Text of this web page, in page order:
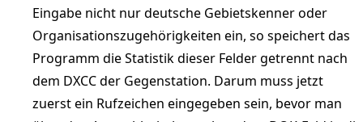
Eingabe nicht nur deutsche Gebietskenner oder
Organisationszugehörigkeiten ein, so speichert das
Programm die Statistik dieser Felder getrennt nach
dem DXCC der Gegenstation. Darum muss jetzt
zuerst ein Rufzeichen eingegeben sein, bevor man